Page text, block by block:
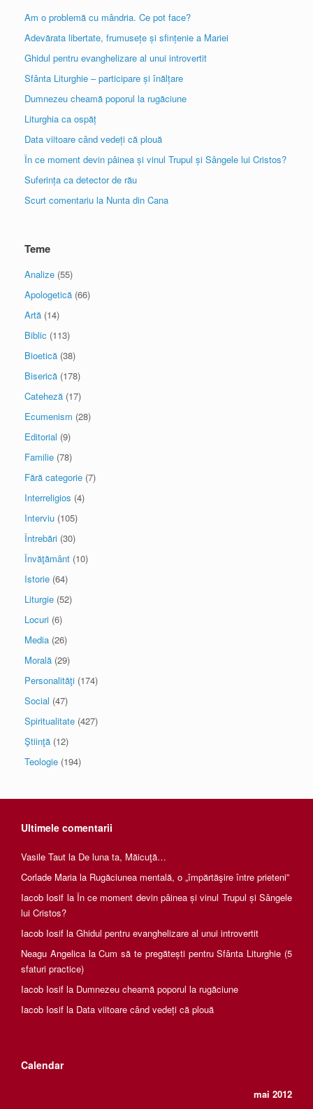
Am o problemă cu mândria. Ce pot face?
Adevărata libertate, frumusețe și sfințenie a Mariei
Ghidul pentru evanghelizare al unui introvertit
Sfânta Liturghie – participare și înălțare
Dumnezeu cheamă poporul la rugăciune
Liturghia ca ospăț
Data viitoare când vedeți că plouă
În ce moment devin pâinea și vinul Trupul și Sângele lui Cristos?
Suferința ca detector de rău
Scurt comentariu la Nunta din Cana
Teme
Analize (55)
Apologetică (66)
Artă (14)
Biblic (113)
Bioetică (38)
Biserică (178)
Cateheză (17)
Ecumenism (28)
Editorial (9)
Familie (78)
Fără categorie (7)
Interreligios (4)
Interviu (105)
Întrebări (30)
Învăţământ (10)
Istorie (64)
Liturgie (52)
Locuri (6)
Media (26)
Morală (29)
Personalităţi (174)
Social (47)
Spiritualitate (427)
Ştiinţă (12)
Teologie (194)
Ultimele comentarii
Vasile Taut la De luna ta, Măicuţă…
Corlade Maria la Rugăciunea mentală, o „împărtăşire între prieteni”
Iacob Iosif la În ce moment devin pâinea și vinul Trupul și Sângele
lui Cristos?
Iacob Iosif la Ghidul pentru evanghelizare al unui introvertit
Neagu AngelicalaCum să te pregătești pentru Sfânta Liturghie (5
sfaturi practice)
Iacob Iosif la Dumnezeu cheamă poporul la rugăciune
Iacob Iosif la Data viitoare când vedeți că plouă
Calendar
mai 2012